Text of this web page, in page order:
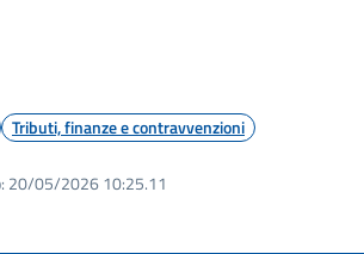
Tributi, finanze e contravvenzioni
20/05/2026 10:25.11